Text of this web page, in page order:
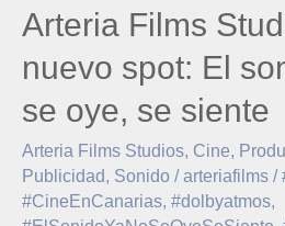
Arteria Films
nuevo spot: El
se oye, se siente
Arteria Films Studios, Cine,
Publicidad, Sonido /arteriafilms /
#CineEnCanarias, #dolbyatmos,
se
siente